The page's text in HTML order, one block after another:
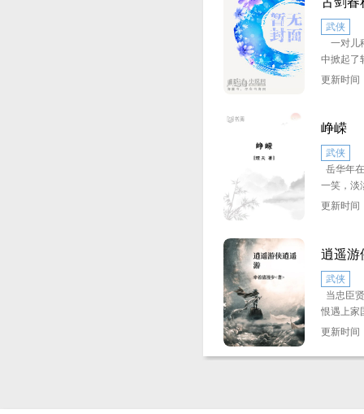
中，而
邪两派的
势了，
灾！
凡事皆
武侠
一对儿
中掀起
白双龙”
士雍以及
藏着什
是如何
统武侠
更新时间
峥嵘
武侠
岳华年
一笑，淡
母狼喂养
位只有一
更新时间
逍遥游
武侠
当忠臣
恨遇上家
名臣王子
霸，所引
更新时间